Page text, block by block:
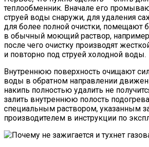
теплообменник. Вначале его
струей воды снаружи, для удаления
для более полной очистки, помещают
в обычный моющий раствор,
после чего очистку производят
и повторно под струей холодной воды.
Внутреннюю поверхность очищают
воды в обратном направлении
накипь полностью удалить не
залить внутреннюю полость
специальным раствором, указанным
производителем в инструкции по